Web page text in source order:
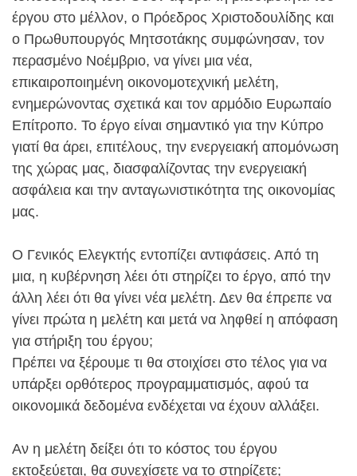
έργου στο μέλλον, ο Πρόεδρος Χριστοδουλίδης και
ο Πρωθυπουργός Μητσοτάκης συμφώνησαν, τον
περασμένο Νοέμβριο, να γίνει μια νέα,
επικαιροποιημένη οικονομοτεχνική μελέτη,
ενημερώνοντας σχετικά και τον αρμόδιο Ευρωπαίο
Επίτροπο. Το έργο είναι σημαντικό για την Κύπρο
γιατί θα άρει, επιτέλους, την ενεργειακή απομόνωση
της χώρας μας, διασφαλίζοντας την ενεργειακή
ασφάλεια και την ανταγωνιστικότητα της οικονομίας
μας.
Ο Γενικός Ελεγκτής εντοπίζει αντιφάσεις. Από τη
μια, η κυβέρνηση λέει ότι στηρίζει το έργο, από την
άλλη λέει ότι θα γίνει νέα μελέτη. Δεν θα έπρεπε να
γίνει πρώτα η μελέτη και μετά να ληφθεί η απόφαση
για στήριξη του έργου;
Πρέπει να ξέρουμε τι θα στοιχίσει στο τέλος για να
υπάρξει ορθότερος προγραμματισμός, αφού τα
οικονομικά δεδομένα ενδέχεται να έχουν αλλάξει.
Αν η μελέτη δείξει ότι το κόστος του έργου
εκτοξεύεται, θα συνεχίσετε να το στηρίζετε;